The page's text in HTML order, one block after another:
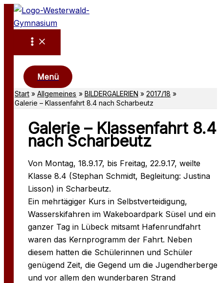
Zum
Inhalt
springen
Menü
Start Allgemeines BILDERGALERIEN
2017/18
Galerie – Klassenfahrt 8.4 nach Scharbeutz
Galerie – Klassenfahrt 8.4
nach Scharbeutz
Von Montag, 18.9.17, bis Freitag, 22.9.17, weilte
Klasse 8.4 (Stephan Schmidt, Begleitung: Justina
Lisson) in Scharbeutz.
Ein mehrtägiger Kurs in Selbstverteidigung,
Wasserskifahren im Wakeboardpark Süsel und ein
ganzer Tag in Lübeck mitsamt Hafenrundfahrt
waren das Kernprogramm der Fahrt. Neben
diesem hatten die Schülerinnen und Schüler
genügend Zeit, die Gegend um die Jugendherberge
und vor allem den wunderbaren Strand